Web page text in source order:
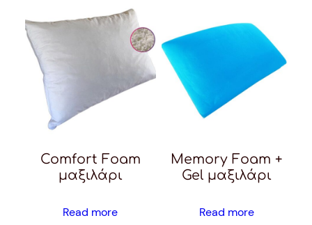
Comfort Foam
μαξιλάρι
Read more
Memory Foam +
Gel μαξιλάρι
Read more